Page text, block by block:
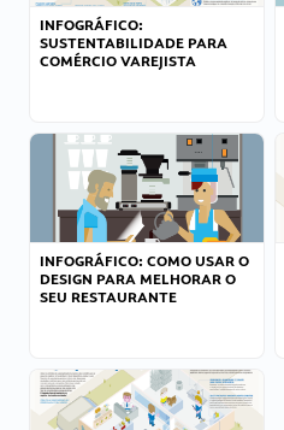
INFOGRÁFICO:
SUSTENTABILIDADE PARA
COMÉRCIO VAREJISTA
INFOGRÁFICO: COMO USAR O
DESIGN PARA MELHORAR O
SEU RESTAURANTE